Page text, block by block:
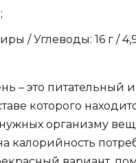
/ Углеводы: 16 г / 4,9
– это питательный
которого
организму
калорийность